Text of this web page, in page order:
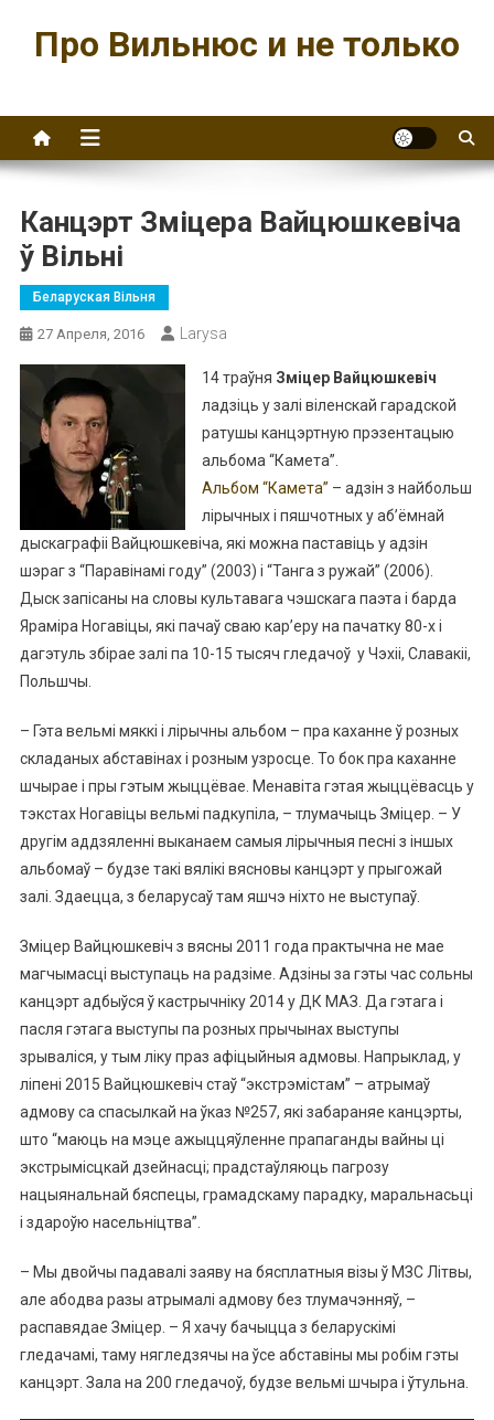
содержимому
Про Вильнюс и не только
Канцэрт Зміцера Вайцюшкевіча
ў Вільні
Беларуская Вільня
27 Апреля, 2016 Larysa
14 траўня Зміцер Вайцюшкевіч
ладзіць у залі віленскай гарадской
ратушы канцэртную прэзентацыю
альбома “Камета”.
Альбом “Камета” – адзін з найбольш
лірычных і пяшчотных у аб’ёмнай
дыскаграфіі Вайцюшкевіча, які можна паставіць у адзін
шэраг з “Паравінамі году” (2003) і “Танга з ружай” (2006).
Дыск запісаны на словы культавага чэшскага паэта і барда
Яраміра Ногавіцы, які пачаў сваю кар’еру на пачатку 80-х і
дагэтуль збірае залі па 10-15 тысяч гледачоў у Чэхіі, Славакіі,
Польшчы.
– Гэта вельмі мяккі і лірычны альбом – пра каханне ў розных
складаных абставінах і розным узросце. То бок пра каханне
шчырае і пры гэтым жыццёвае. Менавіта гэтая жыццёвасць у
тэкстах Ногавіцы вельмі падкупіла, – тлумачыць Зміцер. – У
другім аддзяленні выканаем самыя лірычныя песні з іншых
альбомаў – будзе такі вялікі вясновы канцэрт у прыгожай
залі. Здаецца, з беларусаў там яшчэ ніхто не выступаў.
Зміцер Вайцюшкевіч з вясны 2011 года практычна не мае
магчымасці выступаць на радзіме. Адзіны за гэты час сольны
канцэрт адбыўся ў кастрычніку 2014 у ДК МАЗ. Да гэтага і
пасля гэтага выступы па розных прычынах выступы
зрываліся, у тым ліку праз афіцыйныя адмовы. Напрыклад, у
ліпені 2015 Вайцюшкевіч стаў “экстрэмістам” – атрымаў
адмову са спасылкай на ўказ №257, які забараняе канцэрты,
што “маюць на мэце ажыццяўленне прапаганды вайны ці
экстрымісцкай дзейнасці; прадстаўляюць пагрозу
нацыянальнай бяспецы, грамадскаму парадку, маральнасьці
і здароўю насельніцтва”.
– Мы двойчы падавалі заяву на бясплатныя візы ў МЗС Літвы,
але абодва разы атрымалі адмову без тлумачэнняў, –
распавядае Зміцер. – Я хачу бачыцца з беларускімі
гледачамі, таму нягледзячы на ўсе абставіны мы робім гэты
канцэрт. Зала на 200 гледачоў, будзе вельмі шчыра і ўтульна.